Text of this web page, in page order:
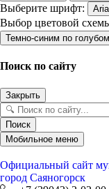
Выберите шрифт: Arial
Выбор цветовой
Темно-синим по
Поиск по сайту
Закрыть
Поиск
Мобильное меню
Официальный сайт
город Саяногорск